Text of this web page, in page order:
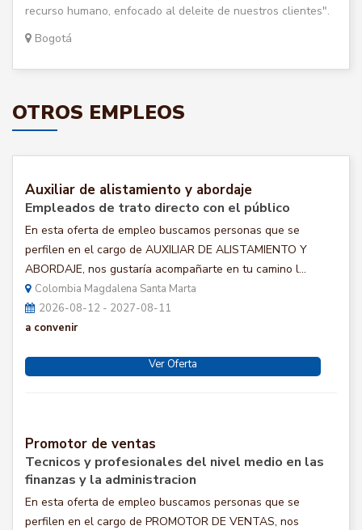
recurso humano, enfocado al deleite de nuestros clientes".
Bogotá
OTROS EMPLEOS
Auxiliar de alistamiento y abordaje
Empleados de trato directo con el público
En esta oferta de empleo buscamos personas que se
perfilen en el cargo de AUXILIAR DE ALISTAMIENTO Y
ABORDAJE, nos gustaría acompañarte en tu camino l...
Colombia Magdalena Santa Marta
2026-08-12 - 2027-08-11
a convenir
Ver Oferta
Promotor de ventas
Tecnicos y profesionales del nivel medio en las
finanzas y la administracion
En esta oferta de empleo buscamos personas que se
perfilen en el cargo de PROMOTOR DE VENTAS, nos